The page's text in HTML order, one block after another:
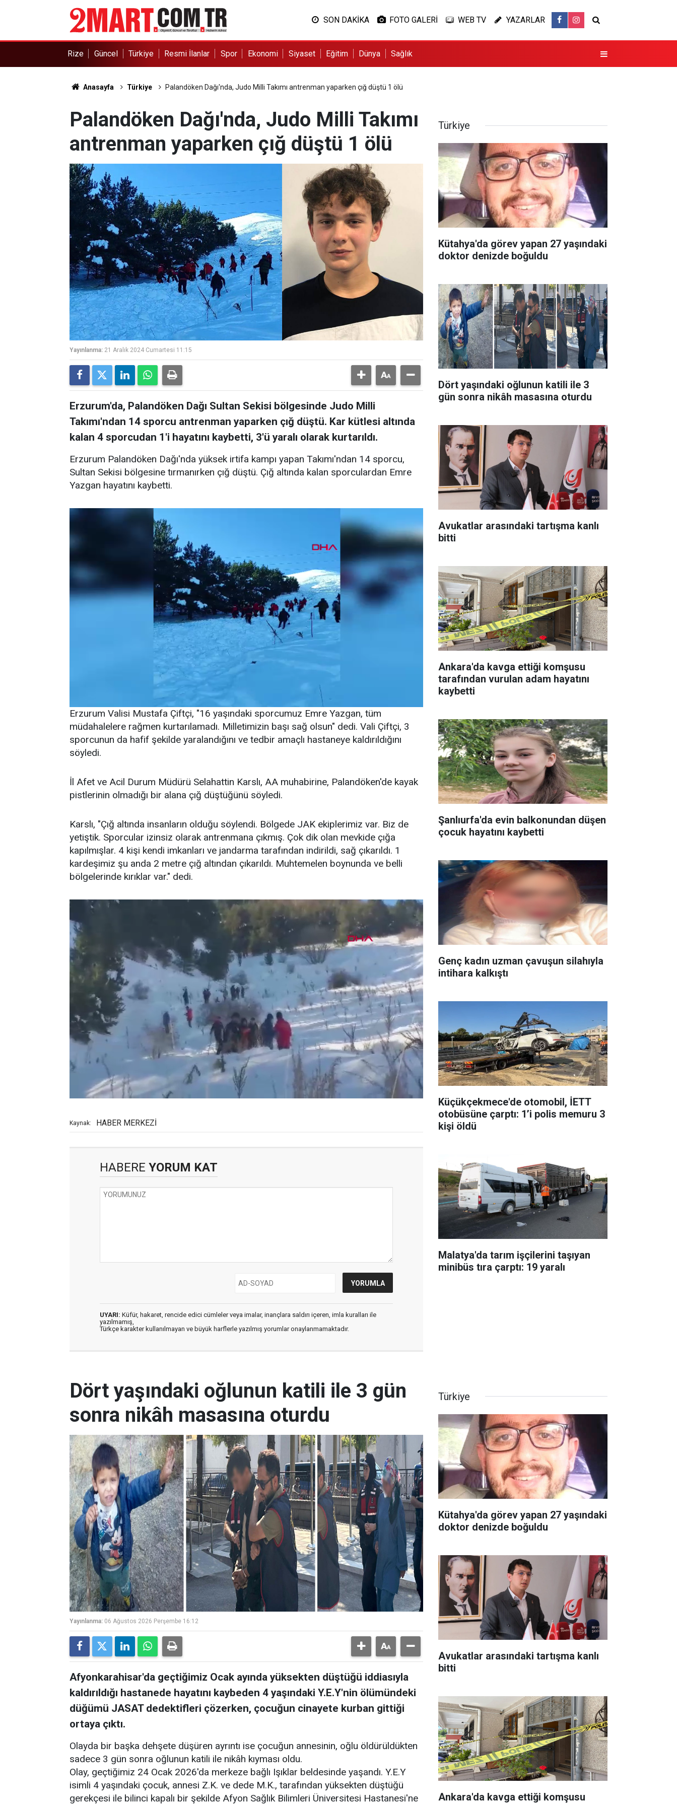
SON DAKİKA FOTO GALERİ WEB TV YAZARLAR
Rize Güncel Türkiye Resmi İlanlar Spor Ekonomi Siyaset Eğitim Dünya Sağlık
Anasayfa Türkiye Palandöken Dağı'nda, Judo Milli Takımı antrenman yaparken çığ düştü 1 ölü
Palandöken Dağı'nda, Judo Milli Takımı
antrenman yaparken çığ düştü 1 ölü
Yayınlanma: 21 Aralık 2024 Cumartesi 11:15
Erzurum'da, Palandöken Dağı Sultan Sekisi bölgesinde Judo Milli
Takımı'ndan 14 sporcu antrenman yaparken çığ düştü. Kar kütlesi altında
kalan 4 sporcudan 1'i hayatını kaybetti, 3'ü yaralı olarak kurtarıldı.
Erzurum Palandöken Dağı'nda yüksek irtifa kampı yapan Takımı'ndan 14 sporcu,
Sultan Sekisi bölgesine tırmanırken çığ düştü. Çığ altında kalan sporculardan Emre
Yazgan hayatını kaybetti.
Erzurum Valisi Mustafa Çiftçi, "16 yaşındaki sporcumuz Emre Yazgan, tüm
müdahalelere rağmen kurtarılamadı. Milletimizin başı sağ olsun" dedi. Vali Çiftçi, 3
sporcunun da hafif şekilde yaralandığını ve tedbir amaçlı hastaneye kaldırıldığını
söyledi.
İl Afet ve Acil Durum Müdürü Selahattin Karslı, AA muhabirine, Palandöken'de kayak
pistlerinin olmadığı bir alana çığ düştüğünü söyledi.
Karslı, "Çığ altında insanların olduğu söylendi. Bölgede JAK ekiplerimiz var. Biz de
yetiştik. Sporcular izinsiz olarak antrenmana çıkmış. Çok dik olan mevkide çığa
kapılmışlar. 4 kişi kendi imkanları ve jandarma tarafından indirildi, sağ çıkarıldı. 1
kardeşimiz şu anda 2 metre çığ altından çıkarıldı. Muhtemelen boynunda ve belli
bölgelerinde kırıklar var." dedi.
Kaynak: HABER MERKEZİ
HABERE YORUM KAT
UYARI: Küfür, hakaret, rencide edici cümleler veya imalar, inançlara saldırı içeren, imla kuralları ile
yazılmamış,
Türkçe karakter kullanılmayan ve büyük harflerle yazılmış yorumlar onaylanmamaktadır.
Türkiye
Kütahya'da görev yapan 27 yaşındaki
doktor denizde boğuldu
Dört yaşındaki oğlunun katili ile 3
gün sonra nikâh masasına oturdu
Avukatlar arasındaki tartışma kanlı
bitti
Ankara'da kavga ettiği komşusu
tarafından vurulan adam hayatını
kaybetti
Şanlıurfa'da evin balkonundan düşen
çocuk hayatını kaybetti
Genç kadın uzman çavuşun silahıyla
intihara kalkıştı
Küçükçekmece'de otomobil, İETT
otobüsüne çarptı: 1’i polis memuru 3
kişi öldü
Malatya'da tarım işçilerini taşıyan
minibüs tıra çarptı: 19 yaralı
Dört yaşındaki oğlunun katili ile 3 gün
sonra nikâh masasına oturdu
Yayınlanma: 06 Ağustos 2026 Perşembe 16:12
Afyonkarahisar'da geçtiğimiz Ocak ayında yüksekten düştüğü iddiasıyla
kaldırıldığı hastanede hayatını kaybeden 4 yaşındaki Y.E.Y'nin ölümündeki
düğümü JASAT dedektifleri çözerken, çocuğun cinayete kurban gittiği
ortaya çıktı.
Olayda bir başka dehşete düşüren ayrıntı ise çocuğun annesinin, oğlu öldürüldükten
sadece 3 gün sonra oğlunun katili ile nikâh kıyması oldu.
Olay, geçtiğimiz 24 Ocak 2026'da merkeze bağlı Işıklar beldesinde yaşandı. Y.E.Y
isimli 4 yaşındaki çocuk, annesi Z.K. ve dede M.K., tarafından yüksekten düştüğü
gerekçesi ile bilinci kapalı bir şekilde Afyon Sağlık Bilimleri Üniversitesi Hastanesi'ne
Türkiye
Kütahya'da görev yapan 27 yaşındaki
doktor denizde boğuldu
Avukatlar arasındaki tartışma kanlı
bitti
Ankara'da kavga ettiği komşusu